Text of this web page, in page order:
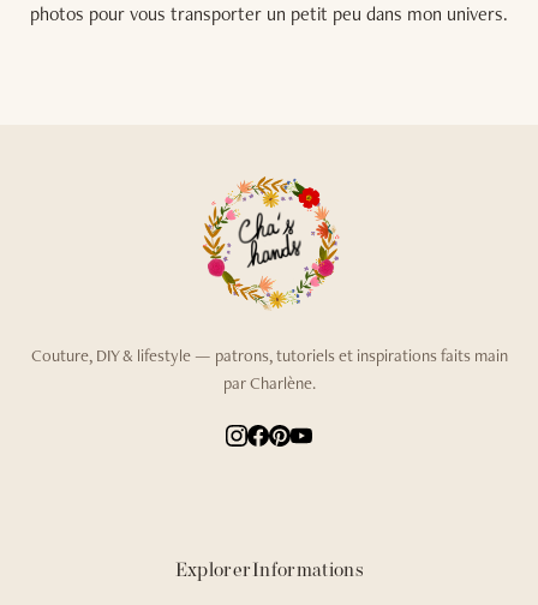
photos pour vous transporter un petit peu dans mon univers.
Couture, DIY & lifestyle — patrons, tutoriels et inspirations faits main
par Charlène.
ExplorerInformations